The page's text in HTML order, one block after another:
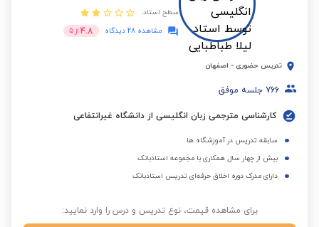
سطح استاد:
مشاهده 28 دیدگاه
4.8 از 5
تدریس حضوری - اصفهان
766 جلسه موفق
کارشناسی مترجمی زبان انگلیسی از دانشگاه غیرانتفاعی
سابقه تدریس در آموزشگاه ها
بیش از چهار سال همکاری با مجموعه استادبانک
دارای مدرک دوره اخلاق حرفه‌ای تدریس استادبانک
برای مشاهده قیمت، نوع تدریس و درس را وارد نمایید: